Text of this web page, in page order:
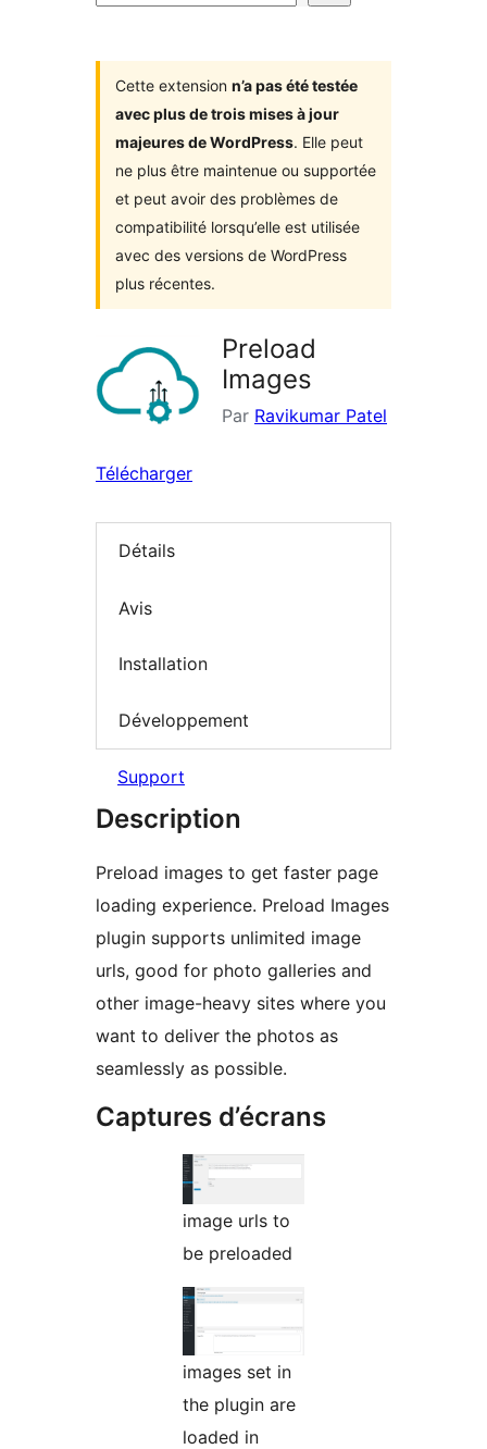
Cette extension n’a pas été testée
avec plus de trois mises à jour
majeures de WordPress. Elle peut
ne plus être maintenue ou supportée
et peut avoir des problèmes de
compatibilité lorsqu’elle est utilisée
avec des versions de WordPress
plus récentes.
Preload
Images
Par Ravikumar Patel
Télécharger
Détails
Avis
Installation
Développement
Support
Description
Preload images to get faster page
loading experience. Preload Images
plugin supports unlimited image
urls, good for photo galleries and
other image-heavy sites where you
want to deliver the photos as
seamlessly as possible.
Captures d’écrans
image urls to
be preloaded
images set in
the plugin are
loaded in